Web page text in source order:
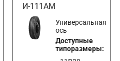
И-111АМ
Универсальная
ось
Доступные
типоразмеры: